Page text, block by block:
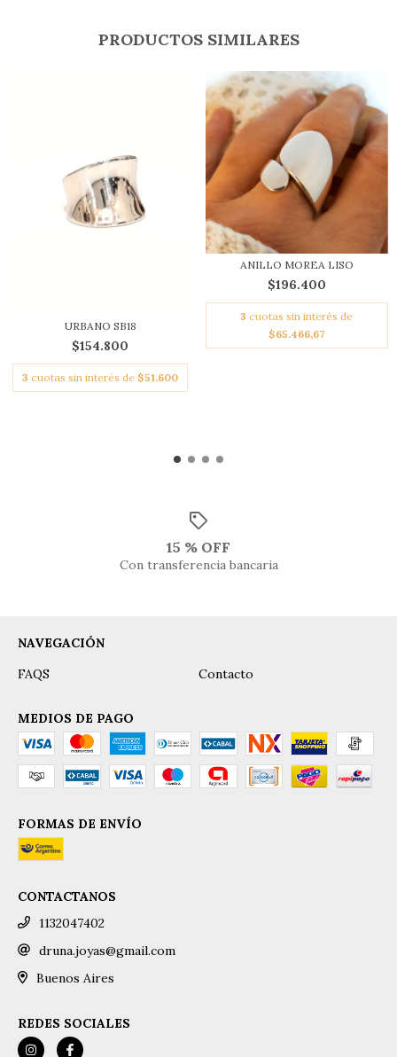
PRODUCTOS SIMILARES
URBANO SB18
$154.800
3 cuotas sin interés de $51.600
ANILLO MOREA LISO
$196.400
3 cuotas sin interés de
$65.466,67
15 % OFF
Con transferencia bancaria
NAVEGACIÓN
FAQS
Contacto
MEDIOS DE PAGO
FORMAS DE ENVÍO
CONTACTANOS
1132047402
druna.joyas@gmail.com
Buenos Aires
REDES SOCIALES